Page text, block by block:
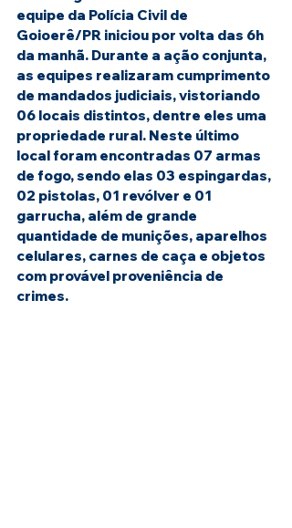
equipe da Polícia Civil de
Goioerê/PR iniciou por volta das 6h
da manhã. Durante a ação conjunta,
as equipes realizaram cumprimento
de mandados judiciais, vistoriando
06 locais distintos, dentre eles uma
propriedade rural. Neste último
local foram encontradas 07 armas
de fogo, sendo elas 03 espingardas,
02 pistolas, 01 revólver e 01
garrucha, além de grande
quantidade de munições, aparelhos
celulares, carnes de caça e objetos
com provável proveniência de
crimes.